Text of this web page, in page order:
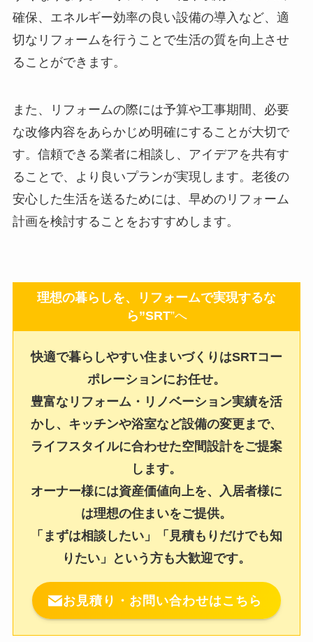
確保、エネルギー効率の良い設備の導入など、適
切なリフォームを行うことで生活の質を向上させ
ることができます。
また、リフォームの際には予算や工事期間、必要
な改修内容をあらかじめ明確にすることが大切で
す。信頼できる業者に相談し、アイデアを共有す
ることで、より良いプランが実現します。老後の
安心した生活を送るためには、早めのリフォーム
計画を検討することをおすすめします。
理想の暮らしを、リフォームで実現するな
ら”SRT”へ
快適で暮らしやすい住まいづくりはSRTコー
ポレーションにお任せ。
豊富なリフォーム・リノベーション実績を活
かし、キッチンや浴室など設備の変更まで、
ライフスタイルに合わせた空間設計をご提案
します。
オーナー様には資産価値向上を、入居者様に
は理想の住まいをご提供。
「まずは相談したい」「見積もりだけでも知
りたい」という方も大歓迎です。
お見積り・お問い合わせはこちら